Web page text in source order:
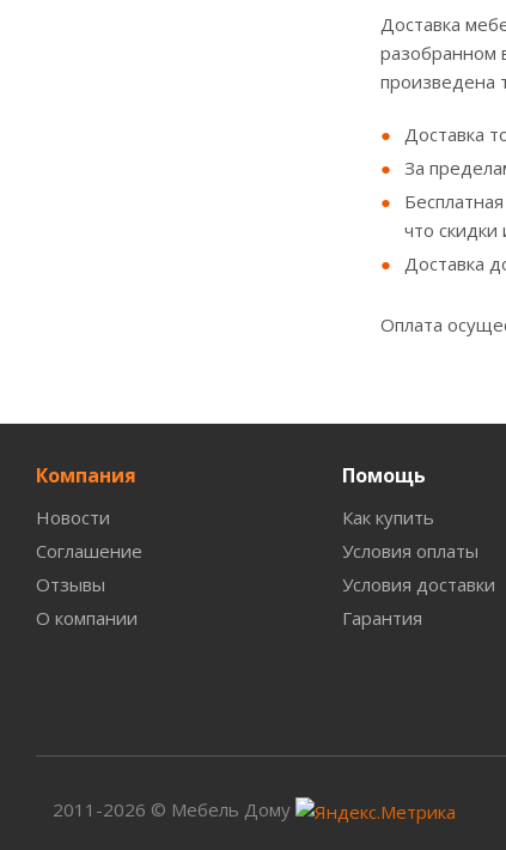
Доставка
разобранном
произведена
Доставка
За
что
Доставка
Оплата
Компания
Новости
Соглашение
Отзывы
О компании
Помощь
Как купить
Условия оплаты
Условия доставки
Гарантия
2011-2026 © Мебель Дому